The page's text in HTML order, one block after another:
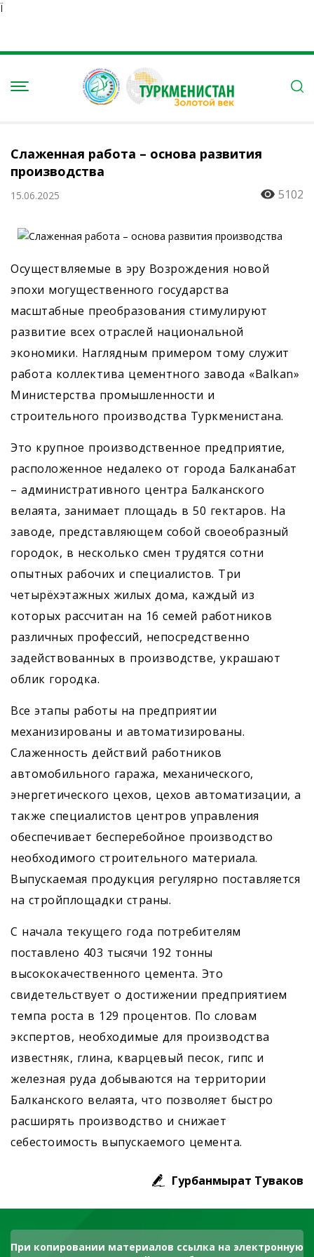
Ï
Слаженная работа – основа развития
производства
15.06.2025 5102
Осуществляемые в эру Возрождения новой
эпохи могущественного государства
масштабные преобразования стимулируют
развитие всех отраслей национальной
экономики. Наглядным примером тому служит
работа коллектива цементного завода «Balkan»
Министерства промышленности и
строительного производства Туркменистана.
Это крупное производственное предприятие,
расположенное недалеко от города Балканабат
– административного центра Балканского
велаята, занимает площадь в 50 гектаров. На
заводе, представляющем собой своеобразный
городок, в несколько смен трудятся сотни
опытных рабочих и специалистов. Три
четырёхэтажных жилых дома, каждый из
которых рассчитан на 16 семей работников
различных профессий, непосредственно
задействованных в производстве, украшают
облик городка.
Все этапы работы на предприятии
механизированы и автоматизированы.
Слаженность действий работников
автомобильного гаража, механического,
энергетического цехов, цехов автоматизации, а
также специалистов центров управления
обеспечивает бесперебойное производство
необходимого строительного материала.
Выпускаемая продукция регулярно поставляется
на стройплощадки страны.
С начала текущего года потребителям
поставлено 403 тысячи 192 тонны
высококачественного цемента. Это
свидетельствует о достижении предприятием
темпа роста в 129 процентов. По словам
экспертов, необходимые для производства
известняк, глина, кварцевый песок, гипс и
железная руда добываются на территории
Балканского велаята, что позволяет быстро
расширять производство и снижает
себестоимость выпускаемого цемента.
Гурбанмырат Туваков
При копировании материалов ссылка на электронную